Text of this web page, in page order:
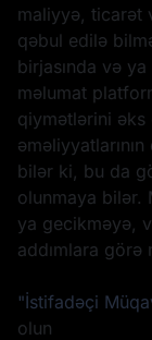
maliyyə, ticarət
qəbul edilə
birjasında və
məlumat
qiymətlərini
bilər ki, bu da
olunmaya bilər.
ya gecikməyə,
addımlara görə
"İstifadəçi
olun